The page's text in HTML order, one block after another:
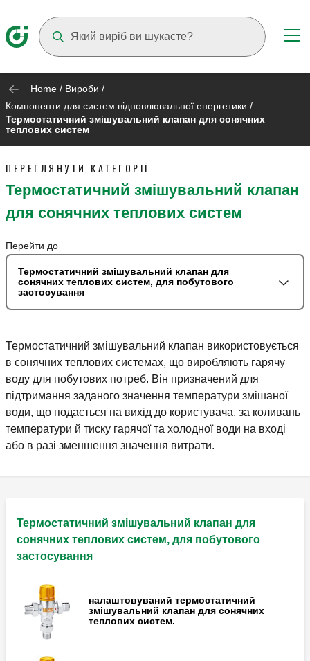
Home / Вироби /
Компоненти для систем відновлювальної енергетики /
Термостатичний змішувальний клапан для сонячних
теплових систем
ПЕРЕГЛЯНУТИ КАТЕГОРІЇ
Термостатичний змішувальний клапан
для сонячних теплових систем
Перейти до
Термостатичний змішувальний клапан для
сонячних теплових систем, для побутового
застосування
Термостатичний змішувальний клапан використовується
в сонячних теплових системах, що виробляють гарячу
воду для побутових потреб. Він призначений для
підтримання заданого значення температури змішаної
води, що подається на вихід до користувача, за коливань
температури й тиску гарячої та холодної води на вході
або в разі зменшення значення витрати.
Термостатичний змішувальний клапан для
сонячних теплових систем, для побутового
застосування
налаштовуваний термостатичний
змішувальний клапан для сонячних
теплових систем.